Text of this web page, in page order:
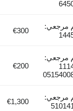
مرجعي:
€300
مرجعي:
€200
مرجعي:
€1,300